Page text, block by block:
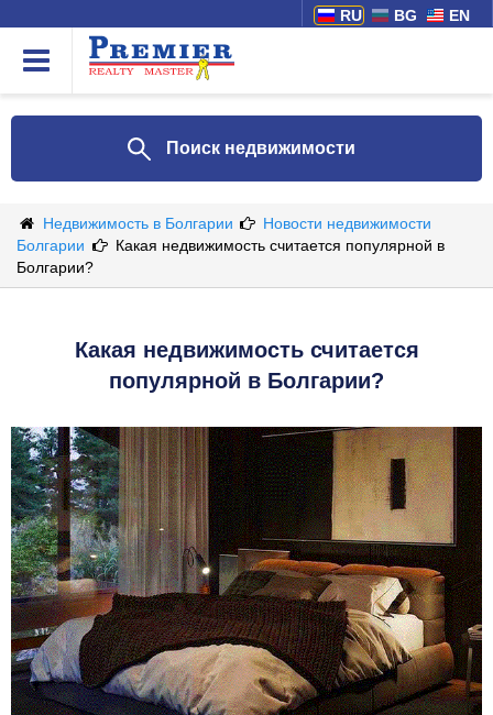
RU BG EN
Поиск недвижимости
Недвижимость в Болгарии
Новости недвижимости
Болгарии
Какая недвижимость считается популярной в
Болгарии?
Какая недвижимость считается
популярной в Болгарии?